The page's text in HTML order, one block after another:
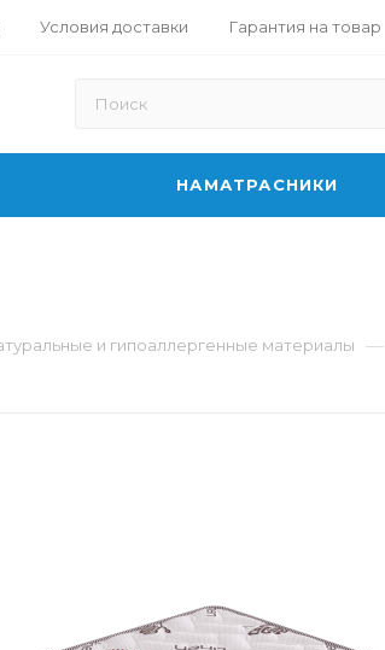
Условия доставки Гарантия на товар
НАМАТРАСНИКИ
и гипоаллергенные материалы —